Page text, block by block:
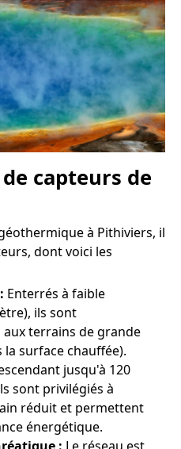
capteurs de
à Pithiviers, il
dont voici les
Enterrés à faible
ils sont
terrains de grande
surface chauffée).
jusqu'à 120
sont privilégiés à
réduit et permettent
énergétique.